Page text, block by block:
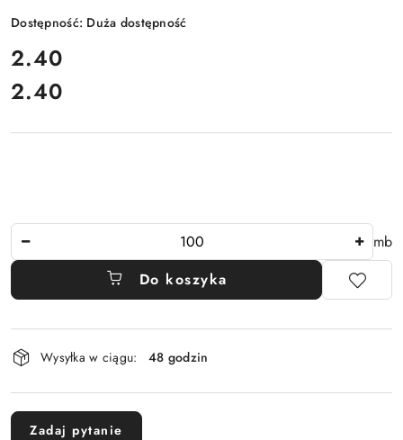
Dostępność: Duża dostępność
cena:
2.40
Cena:
2.40
mb
Do koszyka
Dostępność
i
dostawa
Wysyłka w ciągu: 48 godzin
Zadaj pytanie